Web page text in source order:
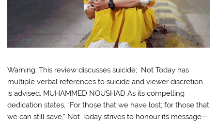
Warning: This review discusses suicide; Not Today has
multiple verbal references to suicide and viewer discretion
is advised. MUHAMMED NOUSHAD As its compelling
dedication states, “For those that we have lost; for those that
we can still save,” Not Today strives to honour its message—